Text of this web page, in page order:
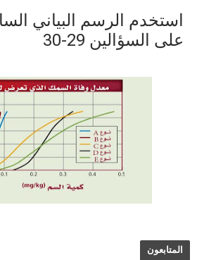
استخدم الرسم البياني
على السؤالين 29-30
المتابعون